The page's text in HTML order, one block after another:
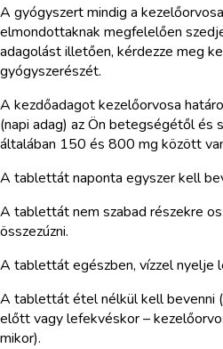
A gyógyszert mindig a
elmondottaknak megfelelően
adagolást illetően, kérdezze meg
gyógyszerészét.
A kezdőadagot kezelőorvosa
(napi adag) az Ön betegségétől és
általában 150 és 800 mg között
A tablettát naponta egyszer kell
A tablettát nem szabad részekre
összezúzni.
A tablettát egészben, vízzel nyelje
A tablettát étel nélkül kell bevenni
előtt vagy lefekvéskor –
mikor).